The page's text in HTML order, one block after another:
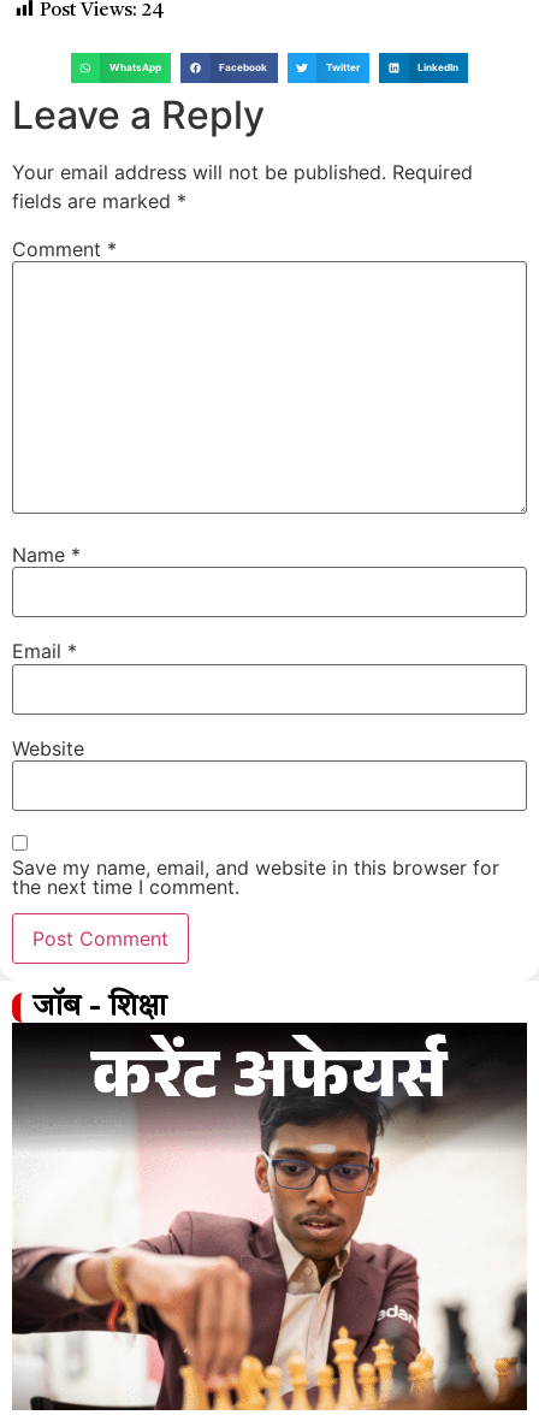
Post Views: 24
WhatsApp Facebook Twitter LinkedIn
Leave a Reply
Your email address will not be published. Required
fields are marked *
Comment *
Name *
Email *
Website
Save my name, email, and website in this browser for
the next time I comment.
जॉब - शिक्षा